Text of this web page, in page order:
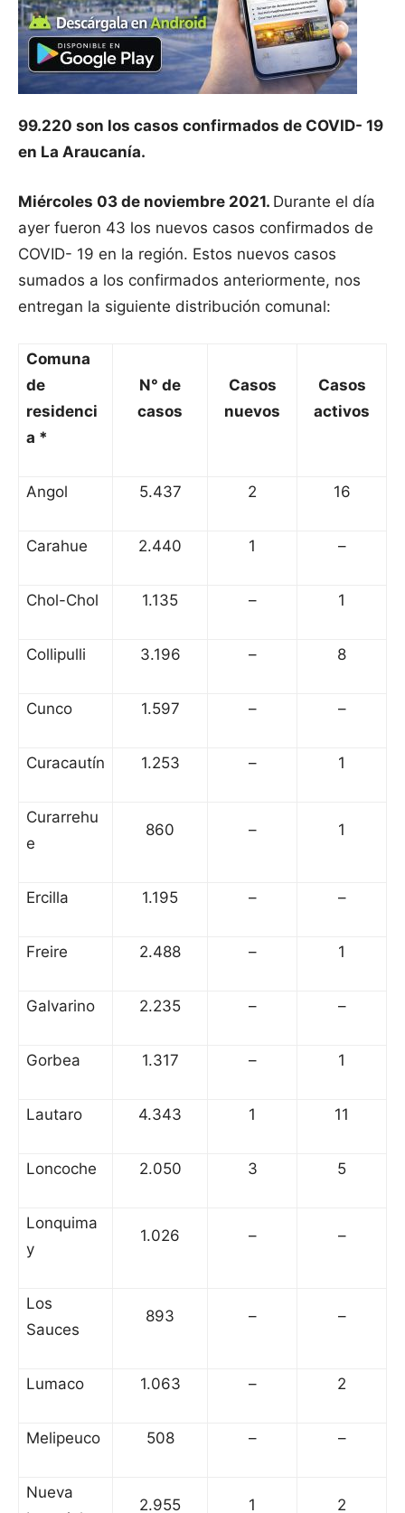
99.220 son los casos confirmados de COVID- 19
en La Araucanía.
Miércoles 03 de noviembre 2021. Durante el día
ayer fueron 43 los nuevos casos confirmados de
COVID- 19 en la región. Estos nuevos casos
sumados a los confirmados anteriormente, nos
entregan la siguiente distribución comunal:
Comuna
de
residenci
a *
N° de
casos
Casos
nuevos
Casos
activos
Angol 5.437 2 16
Carahue 2.440 1 –
Chol-Chol 1.135 – 1
Collipulli 3.196 – 8
Cunco 1.597 – –
Curacautín 1.253 – 1
Curarrehu
e
860 – 1
Ercilla 1.195 – –
Freire 2.488 – 1
Galvarino 2.235 – –
Gorbea 1.317 – 1
Lautaro 4.343 1 11
Loncoche 2.050 3 5
Lonquima
y
1.026 – –
Los
Sauces
893 – –
Lumaco 1.063 – 2
Melipeuco 508 – –
Nueva
2.955 1 2